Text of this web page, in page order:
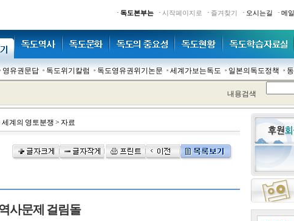
· 독도본부는 · 시작페이지로 · 즐겨찾기 · 오시는길 · 메
영유권문답 독도위기칼럼 독도영유권위기논문 세계가보는독도 일본의독도정책
내용검색
세계의 영토분쟁 > 자료
사문제 걸림돌